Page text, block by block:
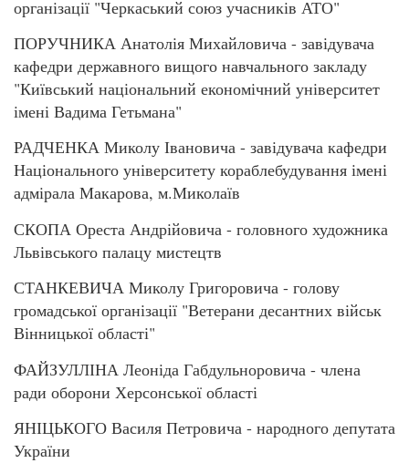
організації "Черкаський союз учасників АТО"
ПОРУЧНИКА Анатолія Михайловича - завідувача
кафедри державного вищого навчального закладу
"Київський національний економічний університет
імені Вадима Гетьмана"
РАДЧЕНКА Миколу Івановича - завідувача кафедри
Національного університету кораблебудування імені
адмірала Макарова, м.Миколаїв
СКОПА Ореста Андрійовича - головного художника
Львівського палацу мистецтв
СТАНКЕВИЧА Миколу Григоровича - голову
громадської організації "Ветерани десантних військ
Вінницької області"
ФАЙЗУЛЛІНА Леоніда Габдульноровича - члена
ради оборони Херсонської області
ЯНІЦЬКОГО Василя Петровича - народного депутата
України